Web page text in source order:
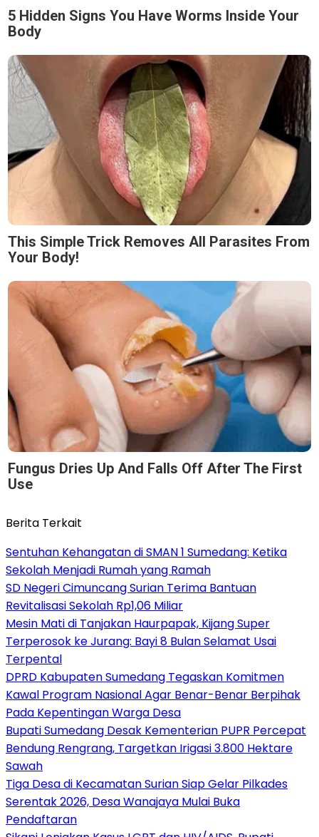
5 Hidden Signs You Have Worms Inside Your
Body
This Simple Trick Removes All Parasites From
Your Body!
Fungus Dries Up And Falls Off After The First
Use
Berita Terkait
Sentuhan Kehangatan di SMAN 1 Sumedang: Ketika
Sekolah Menjadi Rumah yang Ramah
SD Negeri Cimuncang Surian Terima Bantuan
Revitalisasi Sekolah Rp1,06 Miliar
Mesin Mati di Tanjakan Haurpapak, Kijang Super
Terperosok ke Jurang: Bayi 8 Bulan Selamat Usai
Terpental
DPRD Kabupaten Sumedang Tegaskan Komitmen
Kawal Program Nasional Agar Benar-Benar Berpihak
Pada Kepentingan Warga Desa
Bupati Sumedang Desak Kementerian PUPR Percepat
Bendung Rengrang, Targetkan Irigasi 3.800 Hektare
Sawah
Tiga Desa di Kecamatan Surian Siap Gelar Pilkades
Serentak 2026, Desa Wanajaya Mulai Buka
Pendaftaran